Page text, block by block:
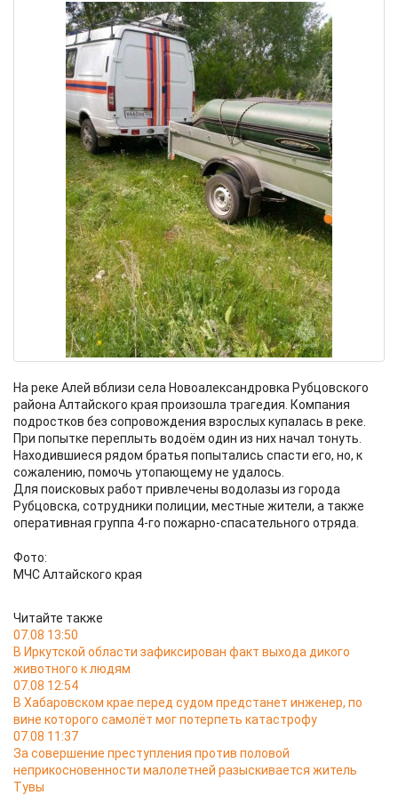
На реке Алей вблизи села Новоалександровка Рубцовского
района Алтайского края произошла трагедия. Компания
подростков без сопровождения взрослых купалась в реке.
При попытке переплыть водоём один из них начал тонуть.
Находившиеся рядом братья попытались спасти его, но, к
сожалению, помочь утопающему не удалось.
Для поисковых работ привлечены водолазы из города
Рубцовска, сотрудники полиции, местные жители, а также
оперативная группа 4-го пожарно-спасательного отряда.
Фото:
МЧС Алтайского края
Читайте также
07.08 13:50
В Иркутской области зафиксирован факт выхода дикого
животного к людям
07.08 12:54
В Хабаровском крае перед судом предстанет инженер, по
вине которого самолёт мог потерпеть катастрофу
07.08 11:37
За совершение преступления против половой
неприкосновенности малолетней разыскивается житель
Тувы